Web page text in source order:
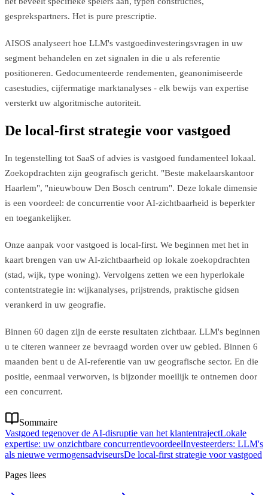
gesprekspartners. Het is pure prescriptie.
AISOS analyseert hoe LLM's vastgoedinvesteringsvragen in uw
segment behandelen en zet signalen in die u als referentie
positioneren. Gedocumenteerde rendementen, geanonimiseerde
casestudies, cijfermatige marktanalyses - elk bewijs van expertise
versterkt uw algoritmische autoriteit.
De local-first strategie voor vastgoed
In tegenstelling tot SaaS of advies is vastgoed fundamenteel lokaal.
Zoekopdrachten zijn geografisch gericht. "Beste makelaarskantoor
Haarlem", "nieuwbouw Den Bosch centrum". Deze lokale dimensie
is een voordeel: de concurrentie voor AI-zichtbaarheid is beperkter
en toegankelijker.
Onze aanpak voor vastgoed is local-first. We beginnen met het in
kaart brengen van uw AI-zichtbaarheid op lokale zoekopdrachten
(stad, wijk, type woning). Vervolgens zetten we een hyperlokale
contentstrategie in: wijkanalyses, prijstrends, praktische gidsen
verankerd in uw geografie.
Binnen 60 dagen zijn de eerste resultaten zichtbaar. LLM's beginnen
u te citeren wanneer ze bevraagd worden over uw gebied. Binnen 6
maanden bent u de AI-referentie van uw geografische sector. En die
positie, eenmaal verworven, is bijzonder moeilijk te ontnemen door
een concurrent.
Sommaire
Vastgoed tegenover de AI-disruptie van het klantentrajectLokale
expertise: uw onzichtbare concurrentievoordeelInvesteerders: LLM's
als nieuwe vermogensadviseursDe local-first strategie voor vastgoed
Pages liees